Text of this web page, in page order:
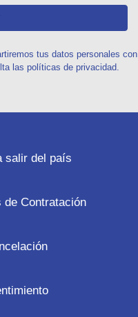
tus datos personales con
las políticas de privacidad.
salir del país
de Contratación